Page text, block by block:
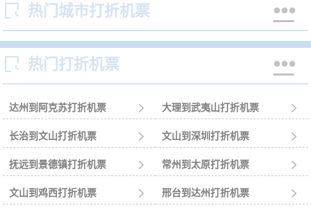
 热门城市打折机票 
 热门打折机票 
达州到阿克苏打折机票  大理到武夷山打折机票 
长治到文山打折机票  文山到深圳打折机票 
抚远到景德镇打折机票  常州到太原打折机票 
文山到鸡西打折机票  邢台到达州打折机票 